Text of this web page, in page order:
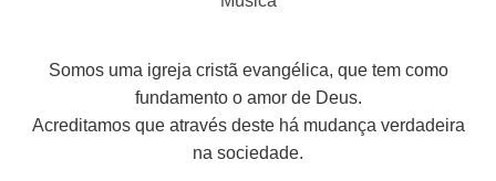
Somos uma igreja cristã evangélica, que tem como
fundamento o amor de Deus.
Acreditamos que através deste há mudança verdadeira
na sociedade.